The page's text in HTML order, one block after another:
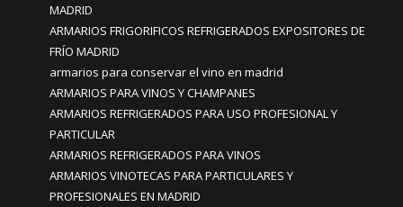
MADRID
ARMARIOS FRIGORIFICOS REFRIGERADOS EXPOSITORES DE
FRÍO MADRID
armarios para conservar el vino en madrid
ARMARIOS PARA VINOS Y CHAMPANES
ARMARIOS REFRIGERADOS PARA USO PROFESIONAL Y
PARTICULAR
ARMARIOS REFRIGERADOS PARA VINOS
ARMARIOS VINOTECAS PARA PARTICULARES Y
PROFESIONALES EN MADRID